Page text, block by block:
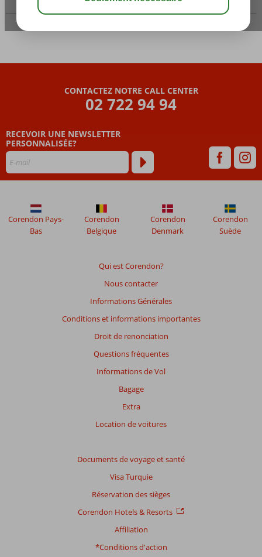
Informations sur le vol
CONTACTEZ NOTRE CALL CENTER
02 722 94 94
RECEVOIR UNE NEWSLETTER
PERSONNALISÉE?
Qui est Corendon?
Nous contacter
Informations Générales
Conditions et informations importantes
Droit de renonciation
Questions fréquentes
Informations de Vol
Bagage
Extra
Location de voitures
Documents de voyage et santé
Visa Turquie
Réservation des sièges
Corendon Hotels & Resorts
Affiliation
*Conditions d'action
Corendon Pays-
Bas
Corendon
Belgique
Corendon
Denmark
Corendon
Suède